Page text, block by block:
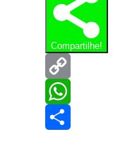
Compartilhe!
Copy
Link
WhatsApp